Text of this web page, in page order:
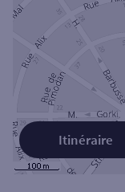
Itinéraire